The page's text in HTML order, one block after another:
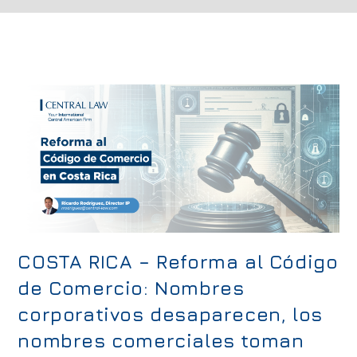
COSTA RICA – Reforma al Código
de Comercio: Nombres
corporativos desaparecen, los
nombres comerciales toman